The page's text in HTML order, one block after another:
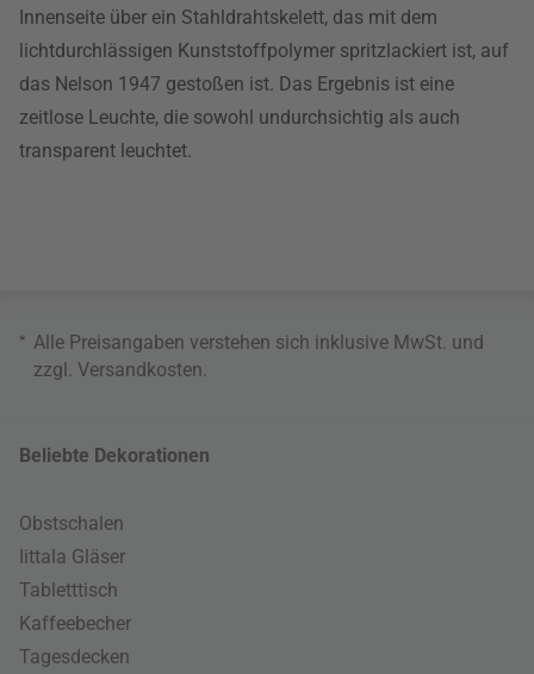
Innenseite über ein Stahldrahtskelett, das mit dem
lichtdurchlässigen Kunststoffpolymer spritzlackiert ist, auf
das Nelson 1947 gestoßen ist. Das Ergebnis ist eine
zeitlose Leuchte, die sowohl undurchsichtig als auch
transparent leuchtet.
* Alle Preisangaben verstehen sich inklusive MwSt. und
zzgl. Versandkosten.
Beliebte Dekorationen
Obstschalen
Iittala Gläser
Tabletttisch
Kaffeebecher
Tagesdecken